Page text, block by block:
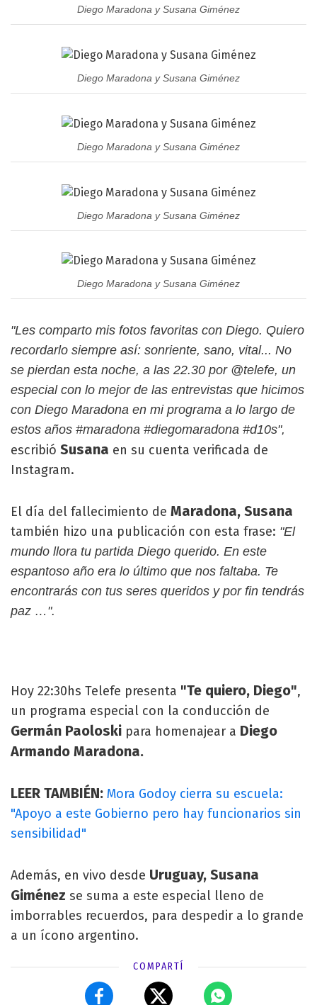
Diego Maradona y Susana Giménez
Diego Maradona y Susana Giménez
Diego Maradona y Susana Giménez
Diego Maradona y Susana Giménez
Diego Maradona y Susana Giménez
"Les comparto mis fotos favoritas con Diego. Quiero
recordarlo siempre así: sonriente, sano, vital... No
se pierdan esta noche, a las 22.30 por @telefe, un
especial con lo mejor de las entrevistas que hicimos
con Diego Maradona en mi programa a lo largo de
estos años #maradona #diegomaradona #d10s",
escribió Susana en su cuenta verificada de
Instagram.
El día del fallecimiento de Maradona, Susana
también hizo una publicación con esta frase: "El
mundo llora tu partida Diego querido. En este
espantoso año era lo último que nos faltaba. Te
encontrarás con tus seres queridos y por fin tendrás
paz …".
Hoy 22:30hs Telefe presenta "Te quiero, Diego",
un programa especial con la conducción de
Germán Paoloski para homenajear a Diego
Armando Maradona.
LEER TAMBIÉN: Mora Godoy cierra su escuela:
"Apoyo a este Gobierno pero hay funcionarios sin
sensibilidad"
Además, en vivo desde Uruguay, Susana
Giménez se suma a este especial lleno de
imborrables recuerdos, para despedir a lo grande
a un ícono argentino.
COMPARTÍ